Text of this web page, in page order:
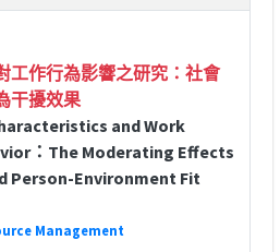
工作行為影響之研究：社會
干擾效果
and Work
：The Moderating Effects
Person-Environment Fit
Management